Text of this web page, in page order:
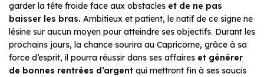
garder la tête froide face aux obstacles et de ne pas
baisser les bras. Ambitieux et patient, le natif de ce signe ne
lésine sur aucun moyen pour atteindre ses objectifs. Durant les
prochains jours, la chance sourira au Capricorne, grâce à sa
force d’esprit, il pourra réussir dans ses affaires et générer
de bonnes rentrées d’argent qui mettront fin à ses soucis